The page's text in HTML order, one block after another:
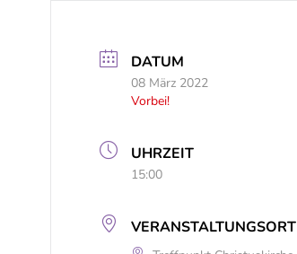
DATUM
08 März 2022
Vorbei!
UHRZEIT
15:00
VERANSTALTUNGSORT